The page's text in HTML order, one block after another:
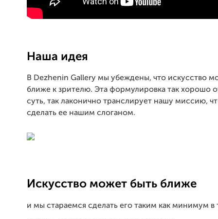
Наша идея
В Dezhenin Gallery мы убеждены, что искусство
ближе к зрителю. Эта формулировка так хорошо
суть, так лаконично транслирует нашу миссию,
сделать ее нашим слоганом.
Искусство может быть ближе
и мы стараемся сделать его таким как минимум в